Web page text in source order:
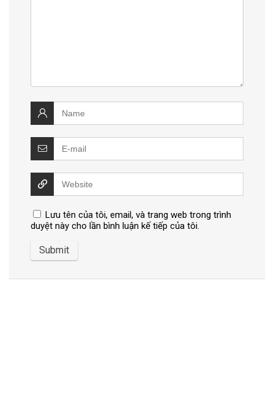
Lưu tên của tôi, email, và trang web trong trình
duyệt này cho lần bình luận kế tiếp của tôi.